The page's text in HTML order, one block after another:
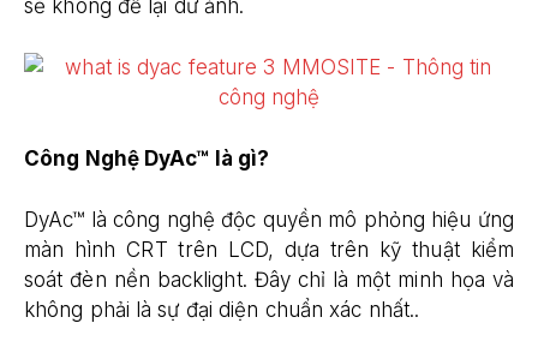
sẽ không để lại dư ảnh.
Công NghệDyAc™ là gì?
DyAc™ là công nghệ độc quyền mô phỏng hiệu ứng
màn hình CRT trên LCD, dựa trên kỹ thuật kiểm
soát đèn nền backlight. Đây chỉ là một minh họa và
không phải là sự đại diện chuẩn xác nhất..